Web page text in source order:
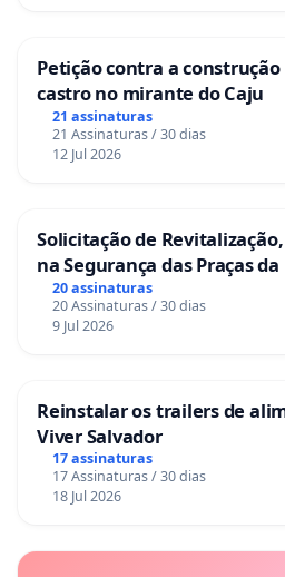
Petição contra a
castro no mirante do Caju
21 assinaturas
21 Assinaturas / 30 dias
12 Jul 2026
Solicitação de
na Segurança das Praças
Sete Ilhas
20 assinaturas
20 Assinaturas / 30 dias
9 Jul 2026
Reinstalar os trailers de
Viver Salvador
17 assinaturas
17 Assinaturas / 30 dias
18 Jul 2026